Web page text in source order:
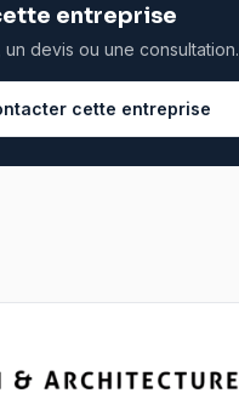
entreprise
un devis ou une consultation.
cette entreprise